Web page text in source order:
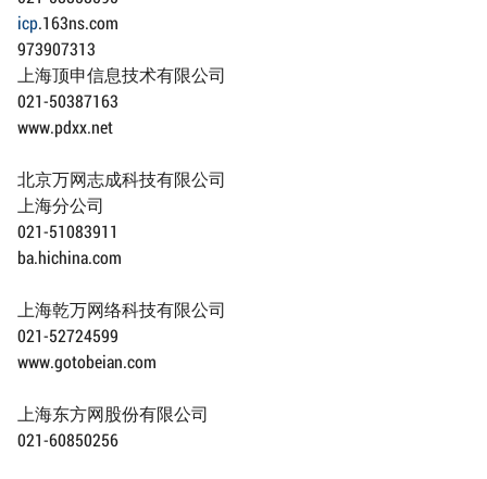
icp.163ns.com
973907313
上海顶申信息技术有限公司
021-50387163
www.pdxx.net
北京万网志成科技有限公司
上海分公司
021-51083911
ba.hichina.com
上海乾万网络科技有限公司
021-52724599
www.gotobeian.com
上海东方网股份有限公司
021-60850256